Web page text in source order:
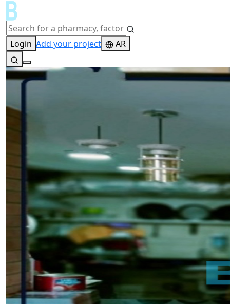
Login Add your project AR